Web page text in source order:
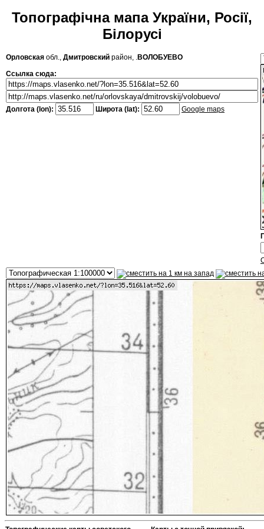
Топографічна мапа України, Росії,
Білорусі
Орловская обл., Дмитровский район, .ВОЛОБУЕВО
Ссылка сюда:
Долгота (lon): Широта (lat): Google maps